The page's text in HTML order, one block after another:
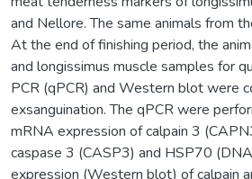
and Nellore. The same animals from
At the end of finishing period, the
and longissimus muscle samples for
PCR (qPCR) and Western blot were
exsanguination. The qPCR were
mRNA expression of calpain 3
caspase 3 (CASP3) and HSP70
expression (Western blot) of calpain